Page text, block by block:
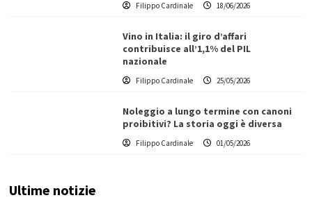
Filippo Cardinale 18/06/2026
Vino in Italia: il giro d’affari
contribuisce all’1,1% del PIL
nazionale
Filippo Cardinale 25/05/2026
Noleggio a lungo termine con canoni
proibitivi? La storia oggi è diversa
Filippo Cardinale 01/05/2026
Ultime notizie